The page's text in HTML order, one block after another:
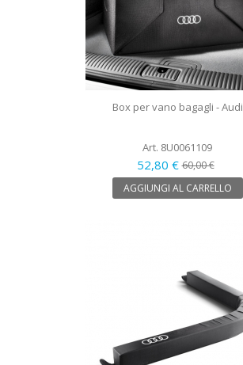
Box per vano bagagli - Audi
Art. 8U0061109
52,80 €60,00 €
AGGIUNGI AL CARRELLO